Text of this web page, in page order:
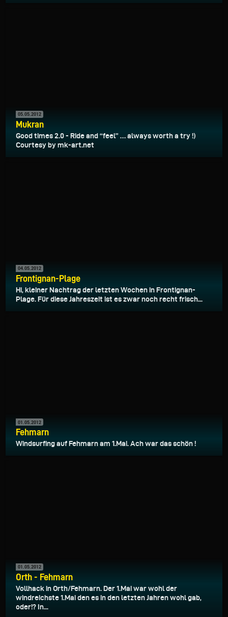
05.05.2012
Mukran
Good times 2.0 - Ride and “feel” … always worth a try !)
Courtesy by mk-art.net
04.05.2012
Frontignan-Plage
Hi, kleiner Nachtrag der letzten Wochen in Frontignan-
Plage. Für diese Jahreszeit ist es zwar noch recht frisch...
01.05.2012
Fehmarn
Windsurfing auf Fehmarn am 1.Mai. Ach war das schön !
01.05.2012
Orth - Fehmarn
Vollhack in Orth/Fehmarn. Der 1.Mai war wohl der
windreichste 1.Mai den es in den letzten Jahren wohl gab,
oder!? In...